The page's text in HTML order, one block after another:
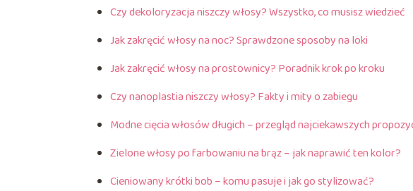
Czy dekoloryzacja niszczy włosy? Wszystko, co musisz wiedzieć
Jak zakręcić włosy na noc? Sprawdzone sposoby na loki
Jak zakręcić włosy na prostownicy? Poradnik krok po kroku
Czy nanoplastia niszczy włosy? Fakty i mity o zabiegu
Modne cięcia włosów długich – przegląd najciekawszych
Zielone włosy po farbowaniu na brąz – jak naprawić ten kolor?
Cieniowany krótki bob – komu pasuje i jak go stylizować?